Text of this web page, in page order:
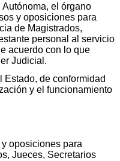
el órgano
y oposiciones para
de Magistrados,
personal al servicio
acuerdo con lo que
Judicial.
Estado, de conformidad
y el funcionamiento
oposiciones para
Jueces, Secretarios